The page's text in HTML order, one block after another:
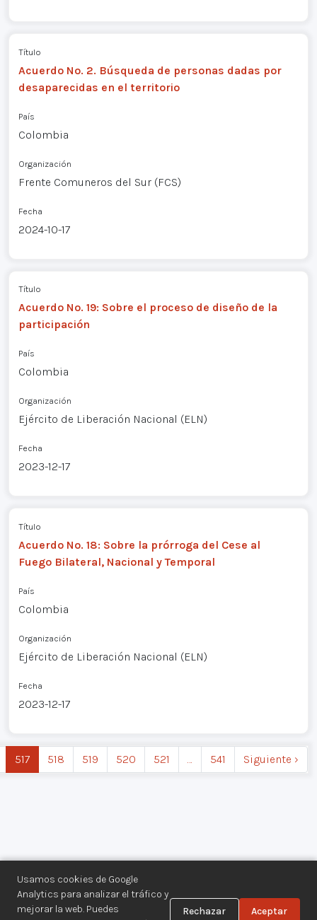
Usamos cookies de Google
Analytics para analizar el tráfico y
mejorar la web. Puedes
Rechazar Aceptar
Título
Acuerdo No. 2. Búsqueda de personas dadas por
desaparecidas en el territorio
País
Colombia
Organización
Frente Comuneros del Sur (FCS)
Fecha
2024-10-17
Título
Acuerdo No. 19: Sobre el proceso de diseño de la
participación
País
Colombia
Organización
Ejército de Liberación Nacional (ELN)
Fecha
2023-12-17
Título
Acuerdo No. 18: Sobre la prórroga del Cese al
Fuego Bilateral, Nacional y Temporal
País
Colombia
Organización
Ejército de Liberación Nacional (ELN)
Fecha
2023-12-17
517 518 519 520 521 … 541 Siguiente ›
Centro de Documentación de los